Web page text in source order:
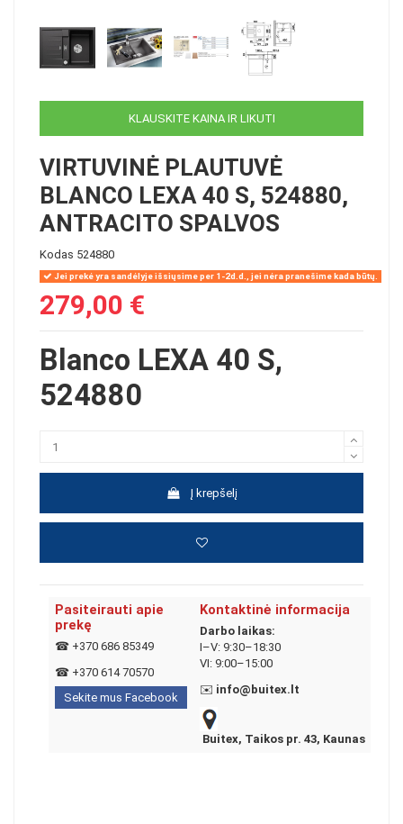
KLAUSKITE KAINA IR LIKUTI
VIRTUVINĖ PLAUTUVĖ
BLANCO LEXA 40 S, 524880,
ANTRACITO SPALVOS
Kodas 524880
Jei prekė yra sandėlyje išsiųsime per 1-2d.d., jei nėra pranešime kada būtų.
279,00 €
Blanco LEXA 40 S,
524880
Į krepšelį
Pasiteirauti apie
prekę
☎ +370 686 85349
☎ +370 614 70570
Sekite mus Facebook
Kontaktinė informacija
Darbo laikas:
I–V: 9:30–18:30
VI: 9:00–15:00
✉️ info@buitex.lt
Buitex, Taikos pr. 43, Kaunas